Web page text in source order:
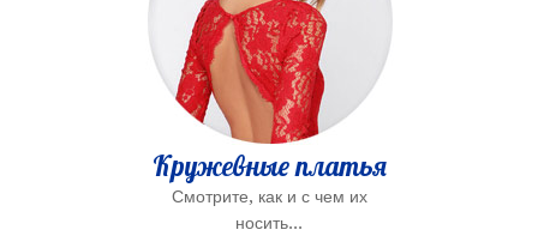
Кружевные платья
Смотрите, как и с чем их
носить...